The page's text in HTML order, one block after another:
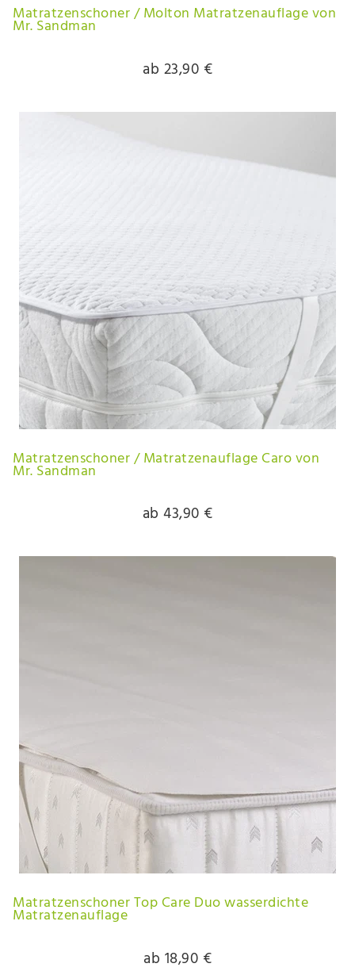
Matratzenschoner / Molton Matratzenauflage von
Mr. Sandman
ab 23,90 €
Matratzenschoner / Matratzenauflage Caro von
Mr. Sandman
ab 43,90 €
Matratzenschoner Top Care Duo wasserdichte
Matratzenauflage
ab 18,90 €